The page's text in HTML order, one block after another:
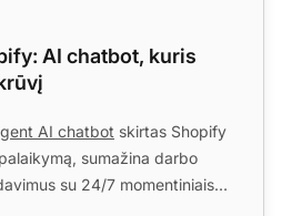
AI chatbot, kuris
AI chatbot skirtas Shopify
sumažina darbo
su 24/7 momentiniais